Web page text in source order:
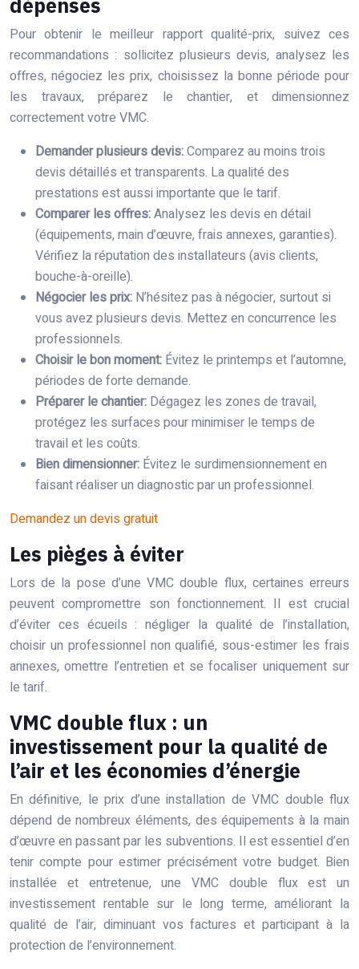
dépenses
Pour obtenir le meilleur rapport qualité-prix, suivez ces
recommandations : sollicitez plusieurs devis, analysez les
offres, négociez les prix, choisissez la bonne période pour
les travaux, préparez le chantier, et dimensionnez
correctement votre VMC.
Demander plusieurs devis:Comparez au moins trois
devis détaillés et transparents. La qualité des
prestations est aussi importante que le tarif.
Comparer les offres:Analysez les devis en détail
(équipements, main d’œuvre, frais annexes, garanties).
Vérifiez la réputation des installateurs (avis clients,
bouche-à-oreille).
Négocier les prix: N’hésitez pas à négocier, surtout si
vous avez plusieurs devis. Mettez en concurrence les
professionnels.
Choisir le bon moment: Évitez le printemps et l’automne,
périodes de forte demande.
Préparer le chantier: Dégagez les zones de travail,
protégez les surfaces pour minimiser le temps de
travail et les coûts.
Bien dimensionner: Évitez le surdimensionnement en
faisant réaliser un diagnostic par un professionnel.
Demandez un devis gratuit
Les pièges à éviter
Lors de la pose d’une VMC double flux, certaines erreurs
peuvent compromettre son fonctionnement. Il est crucial
d’éviter ces écueils : négliger la qualité de l’installation,
choisir un professionnel non qualifié, sous-estimer les frais
annexes, omettre l’entretien et se focaliser uniquement sur
le tarif.
VMC double flux : un
investissement pour la qualité de
l’air et les économies d’énergie
En définitive, le prix d’une installation de VMC double flux
dépend de nombreux éléments, des équipements à la main
d’œuvre en passant par les subventions. Il est essentiel d’en
tenir compte pour estimer précisément votre budget. Bien
installée et entretenue, une VMC double flux est un
investissement rentable sur le long terme, améliorant la
qualité de l’air, diminuant vos factures et participant à la
protection de l’environnement.